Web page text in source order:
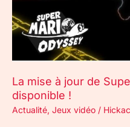
La mise à jour de
disponible !
Actualité, Jeux vidéo /
est
disponible